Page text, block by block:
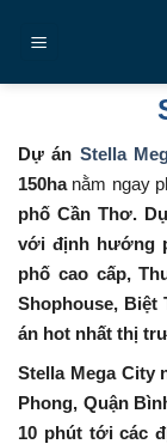
đến
Dự án Stella
150ha nằm ngay
phố Cần Thơ.
với định hướng
phố cao cấp,
Shophouse,
án hot nhất thị
Stella Mega City
Phong, Quận
10 phút tới các